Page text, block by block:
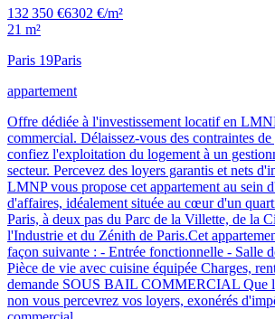
132 350 €6302 €/m²
21 m²
Paris 19Paris
appartement
Offre dédiée à l'investissement locatif en
commercial. Délaissez-vous des contraintes
confiez l'exploitation du logement à un
secteur. Percevez des loyers garantis et nets
LMNP vous propose cet appartement au sein
d'affaires, idéalement située au cœur d'un
Paris, à deux pas du Parc de la Villette, de la
l'Industrie et du Zénith de Paris.Cet
façon suivante : - Entrée fonctionnelle - Salle
Pièce de vie avec cuisine équipée Charges,
demande SOUS BAIL COMMERCIAL Que
non vous percevrez vos loyers, exonérés